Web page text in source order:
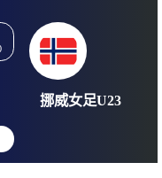
04 00:30
: 挪威女